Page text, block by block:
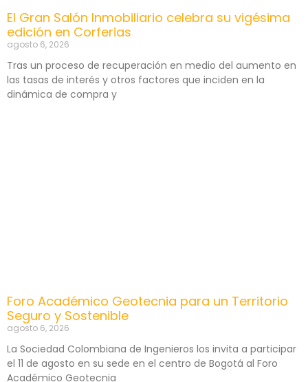
El Gran Salón Inmobiliario celebra su vigésima
edición en Corferias
agosto 6, 2026
Tras un proceso de recuperación en medio del aumento en
las tasas de interés y otros factores que inciden en la
dinámica de compra y
Foro Académico Geotecnia para un Territorio
Seguro y Sostenible
agosto 6, 2026
La Sociedad Colombiana de Ingenieros los invita a participar
el 11 de agosto en su sede en el centro de Bogotá al Foro
Académico Geotecnia